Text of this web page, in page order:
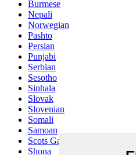
Burmese
Nepali
Norwegian
Pashto
Persian
Punjabi
Serbian
Sesotho
Sinhala
Slovak
Slovenian
Somali
Samoan
Scots Gaelic
Shona